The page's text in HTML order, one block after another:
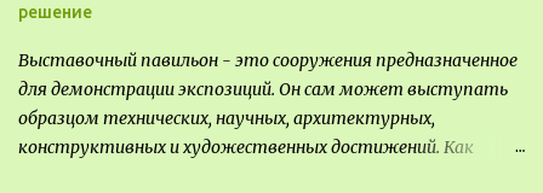
решение
Выставочный павильон - это сооружения предназначенное
для демонстрации экспозиций. Он сам может выступать
образцом технических, научных, архитектурных,
конструктивных и художественных достижений. Как